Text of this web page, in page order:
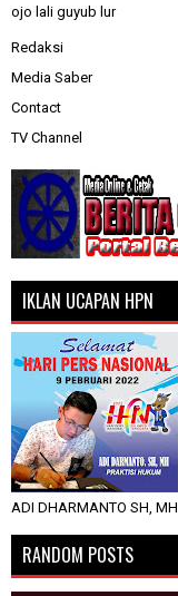
ojo lali guyub lur
Redaksi
Media Saber
Contact
TV Channel
IKLAN UCAPAN HPN
ADI DHARMANTO SH, MH
RANDOM POSTS